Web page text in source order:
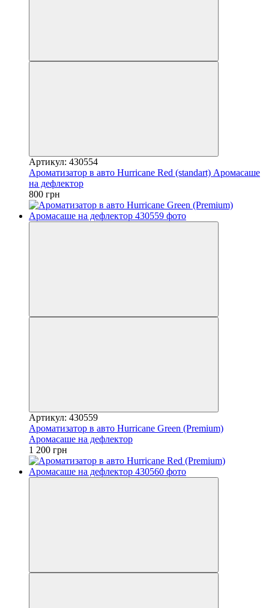
Артикул: 430554
Ароматизатор в авто Hurricane Red (standart) Аромасаше
на дефлектор
800 грн
Артикул: 430559
Ароматизатор в авто Hurricane Green (Premium)
Аромасаше на дефлектор
1 200 грн